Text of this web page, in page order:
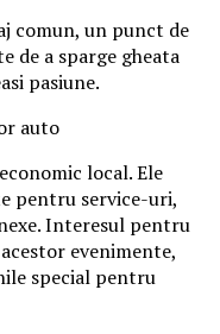
comun, un punct de
de a sparge gheata
pasiune.
auto
local. Ele
pentru service-uri,
Interesul pentru
evenimente,
special pentru